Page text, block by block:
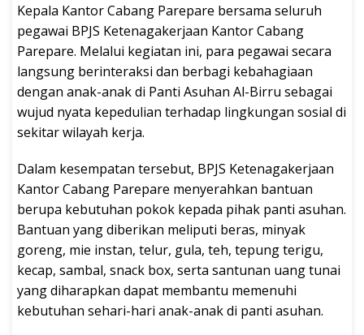
Kepala Kantor Cabang Parepare bersama seluruh
pegawai BPJS Ketenagakerjaan Kantor Cabang
Parepare. Melalui kegiatan ini, para pegawai secara
langsung berinteraksi dan berbagi kebahagiaan
dengan anak-anak di Panti Asuhan Al-Birru sebagai
wujud nyata kepedulian terhadap lingkungan sosial di
sekitar wilayah kerja.
Dalam kesempatan tersebut, BPJS Ketenagakerjaan
Kantor Cabang Parepare menyerahkan bantuan
berupa kebutuhan pokok kepada pihak panti asuhan.
Bantuan yang diberikan meliputi beras, minyak
goreng, mie instan, telur, gula, teh, tepung terigu,
kecap, sambal, snack box, serta santunan uang tunai
yang diharapkan dapat membantu memenuhi
kebutuhan sehari-hari anak-anak di panti asuhan.